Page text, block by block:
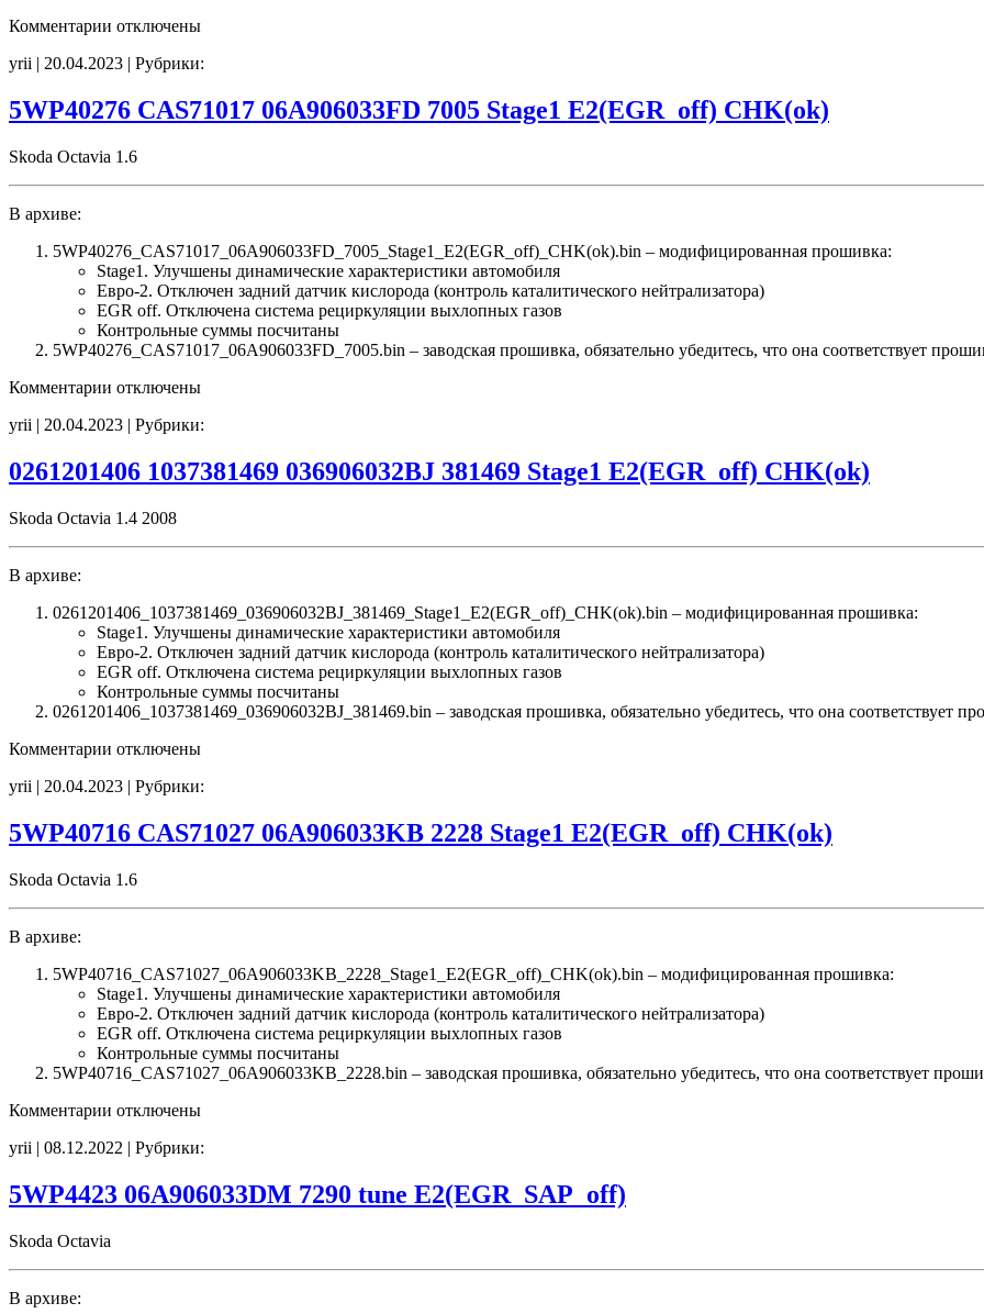
Комментарии к
1037512296
3T0907115F
0030
E2
CHK(ok)
отключены
yrii | 20.04.2023 | Рубрики:
5WP40276 CAS71017 06A906033FD 7005 Stage1 E2(EGR_off) CHK(ok)
Skoda Octavia 1.6
В архиве:
5WP40276_CAS71017_06A906033FD_7005_Stage1_E2(EGR_off)_CHK(ok).bin – модифицированная прошивка:
Stage1. Улучшены динамические характеристики автомобиля
Евро-2. Отключен задний датчик кислорода (контроль каталитического нейтрализатора)
EGR off. Отключена система рециркуляции выхлопных газов
Контрольные суммы посчитаны
5WP40276_CAS71017_06A906033FD_7005.bin – заводская прошивка, обязательно убедитесь, что она соответствует
Комментарии к
5WP40276
06A906033FD
7005
E2(EGR_off)
CHK(ok)
отключены
yrii | 20.04.2023 | Рубрики:
0261201406 1037381469 036906032BJ 381469 Stage1 E2(EGR_off) CHK(ok)
Skoda Octavia 1.4 2008
В архиве:
0261201406_1037381469_036906032BJ_381469_Stage1_E2(EGR_off)_CHK(ok).bin – модифицированная прошивка:
Stage1. Улучшены динамические характеристики автомобиля
Евро-2. Отключен задний датчик кислорода (контроль каталитического нейтрализатора)
EGR off. Отключена система рециркуляции выхлопных газов
Контрольные суммы посчитаны
0261201406_1037381469_036906032BJ_381469.bin – заводская прошивка, обязательно убедитесь, что она соответствует
Комментарии к
0261201406
036906032BJ
381469
E2(EGR_off)
CHK(ok)
отключены
yrii | 20.04.2023 | Рубрики:
5WP40716 CAS71027 06A906033KB 2228 Stage1 E2(EGR_off) CHK(ok)
Skoda Octavia 1.6
В архиве:
5WP40716_CAS71027_06A906033KB_2228_Stage1_E2(EGR_off)_CHK(ok).bin – модифицированная прошивка:
Stage1. Улучшены динамические характеристики автомобиля
Евро-2. Отключен задний датчик кислорода (контроль каталитического нейтрализатора)
EGR off. Отключена система рециркуляции выхлопных газов
Контрольные суммы посчитаны
5WP40716_CAS71027_06A906033KB_2228.bin – заводская прошивка, обязательно убедитесь, что она соответствует
Комментарии к
5WP40716
06A906033KB
2228
CHK(ok)
отключены
yrii | 08.12.2022 | Рубрики:
5WP4423 06A906033DM 7290 tune E2(EGR_SAP_off)
Skoda Octavia
В архиве: